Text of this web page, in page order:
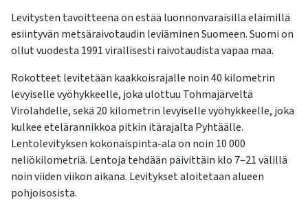
Levitysten tavoitteena on estää luonnonvaraisilla eläimillä
esiintyvän metsäraivotaudin leviäminen Suomeen. Suomi on
ollut vuodesta 1991 virallisesti raivotaudista vapaa maa.
Rokotteet levitetään kaakkoisrajalle noin 40 kilometrin
levyiselle vyöhykkeelle, joka ulottuu Tohmajärveltä
Virolahdelle, sekä 20 kilometrin levyiselle vyöhykkeelle, joka
kulkee etelärannikkoa pitkin itärajalta Pyhtäälle.
Lentolevityksen kokonaispinta-ala on noin 10 000
neliökilometriä. Lentoja tehdään päivittäin klo 7–21 välillä
noin viiden viikon aikana. Levitykset aloitetaan alueen
pohjoisosista.